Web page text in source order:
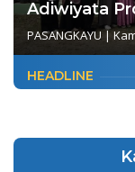
Adiwiyata
PASANGKAYU|
HEADLINE